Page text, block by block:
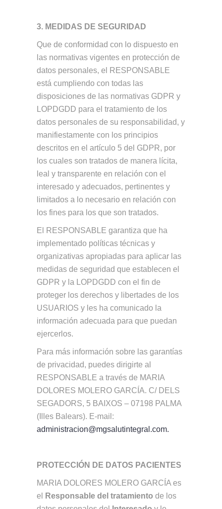
3. MEDIDAS DE SEGURIDAD
Que de conformidad con lo dispuesto en
las normativas vigentes en protección de
datos personales, el RESPONSABLE
está cumpliendo con todas las
disposiciones de las normativas GDPR y
LOPDGDD para el tratamiento de los
datos personales de su responsabilidad, y
manifiestamente con los principios
descritos en el artículo 5 del GDPR, por
los cuales son tratados de manera lícita,
leal y transparente en relación con el
interesado y adecuados, pertinentes y
limitados a lo necesario en relación con
los fines para los que son tratados.
El RESPONSABLE garantiza que ha
implementado políticas técnicas y
organizativas apropiadas para aplicar las
medidas de seguridad que establecen el
GDPR y la LOPDGDD con el fin de
proteger los derechos y libertades de los
USUARIOS y les ha comunicado la
información adecuada para que puedan
ejercerlos.
Para más información sobre las garantías
de privacidad, puedes dirigirte al
RESPONSABLE a través de MARIA
DOLORES MOLERO GARCÍA. C/ DELS
SEGADORS, 5 BAIXOS – 07198 PALMA
(Illes Balears). E-mail:
administracion@mgsalutintegral.com.
PROTECCIÓN DE DATOS PACIENTES
MARIA DOLORES MOLERO GARCÍA es
el
Responsable del tratamiento de los